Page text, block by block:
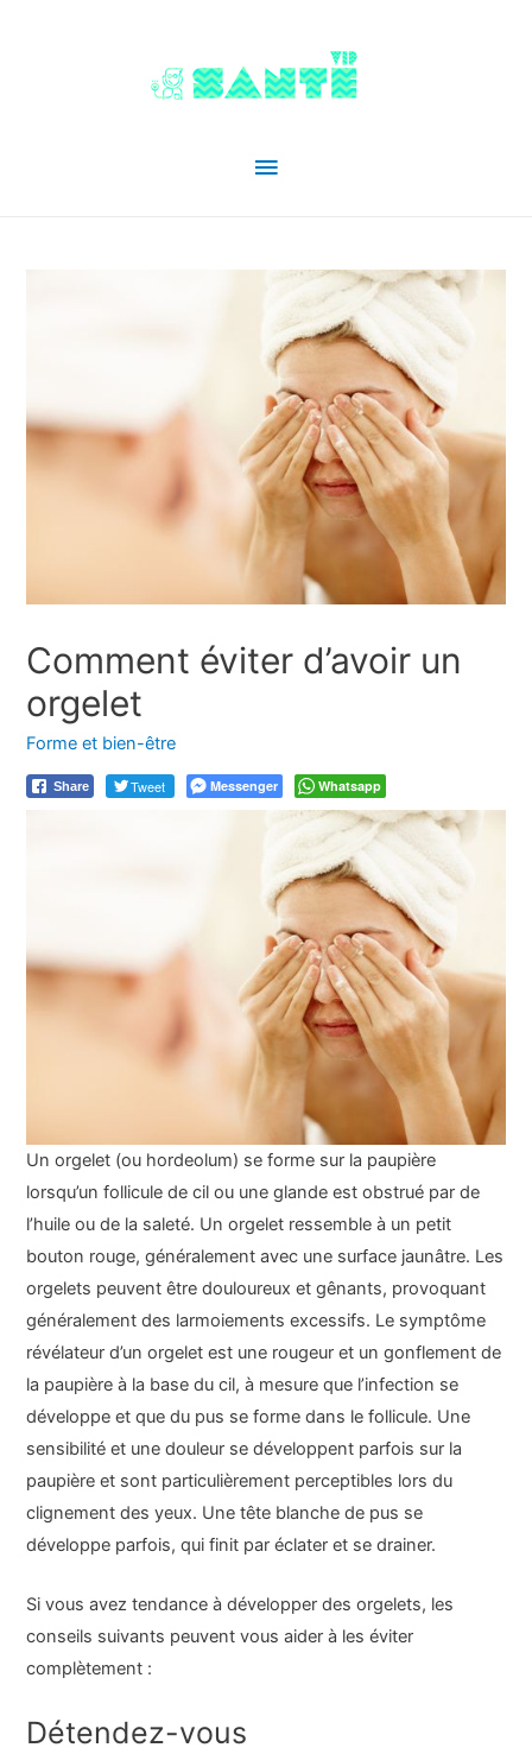
Menu
Comment éviter d’avoir un
orgelet
Forme et bien-être
Share Tweet Messenger Whatsapp
Un orgelet (ou hordeolum) se forme sur la paupière
lorsqu’un follicule de cil ou une glande est obstrué par de
l’huile ou de la saleté. Un orgelet ressemble à un petit
bouton rouge, généralement avec une surface jaunâtre. Les
orgelets peuvent être douloureux et gênants, provoquant
généralement des larmoiements excessifs. Le symptôme
révélateur d’un orgelet est une rougeur et un gonflement de
la paupière à la base du cil, à mesure que l’infection se
développe et que du pus se forme dans le follicule. Une
sensibilité et une douleur se développent parfois sur la
paupière et sont particulièrement perceptibles lors du
clignement des yeux. Une tête blanche de pus se
développe parfois, qui finit par éclater et se drainer.
Si vous avez tendance à développer des orgelets, les
conseils suivants peuvent vous aider à les éviter
complètement :
Détendez-vous